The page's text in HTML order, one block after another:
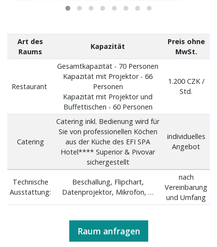
Art des
Raums
Kapazität
Preis ohne
MwSt.
Restaurant
Gesamtkapazität - 70 Personen
Kapazität mit Projektor - 66
Personen
Kapazität mit Projektor und
Buffettischen - 60 Personen
1.200 CZK /
Std.
Catering
Catering inkl. Bedienung wird für
Sie von professionellen Köchen
aus der Küche des EFI SPA
Hotel**** Superior & Pivovar
sichergestellt
individuelles
Angebot
Technische
Ausstattung:
Beschallung, Flipchart,
Datenprojektor, Mikrofon, …
nach
Vereinbarung
und Umfang
Raum anfragen